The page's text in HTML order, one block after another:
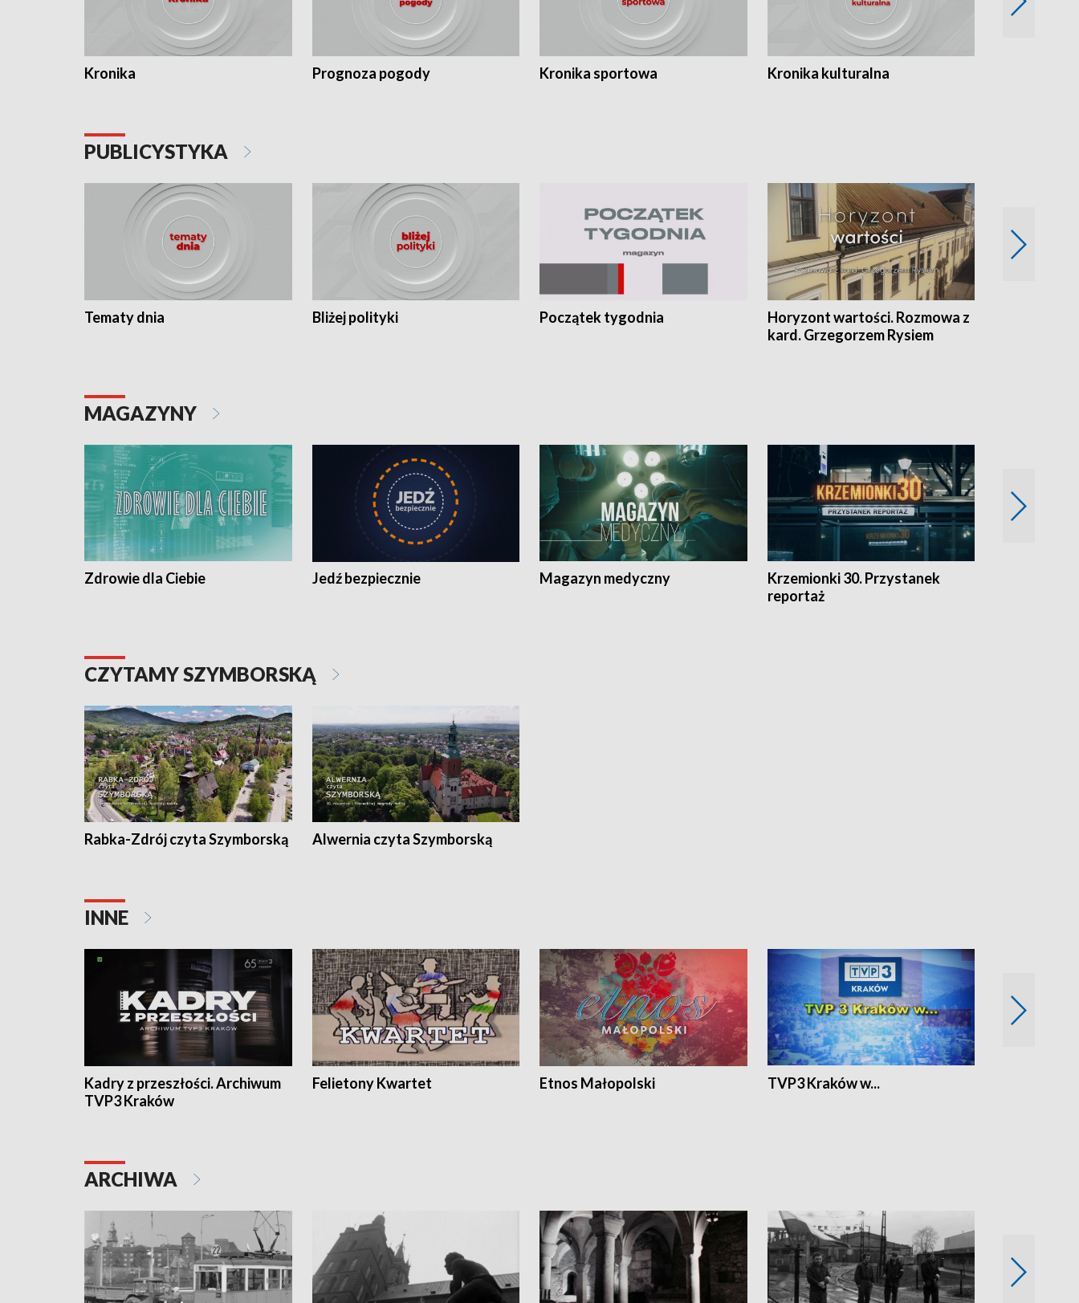
Kronika Prognoza pogody Kronika sportowa Kronika kulturalna
PUBLICYSTYKA
Tematy dnia Bliżej polityki Początek tygodnia
Horyzont wartości. Rozmowa z
kard. Grzegorzem Rysiem
MAGAZYNY
Zdrowie dla Ciebie Jedź bezpiecznie Magazyn medyczny
Krzemionki 30. Przystanek
reportaż
CZYTAMY SZYMBORSKĄ
Rabka-Zdrój czyta Szymborską Alwernia czyta Szymborską
INNE
Kadry z przeszłości. Archiwum
TVP3 Kraków
Felietony Kwartet Etnos Małopolski TVP3 Kraków w...
ARCHIWA